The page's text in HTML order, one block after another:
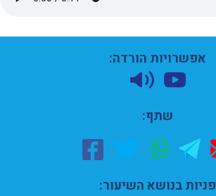
אפשרויות הורדה:
שתף:
פניות בנושא השיעור: